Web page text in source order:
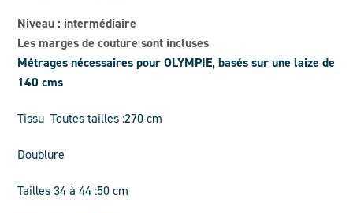
Niveau : intermédiaire
Les marges de couture sont incluses
Métrages nécessaires pour OLYMPIE, basés sur une laize de
140 cms
Tissu Toutes tailles :270 cm
Doublure
Tailles 34 à 44 :50 cm